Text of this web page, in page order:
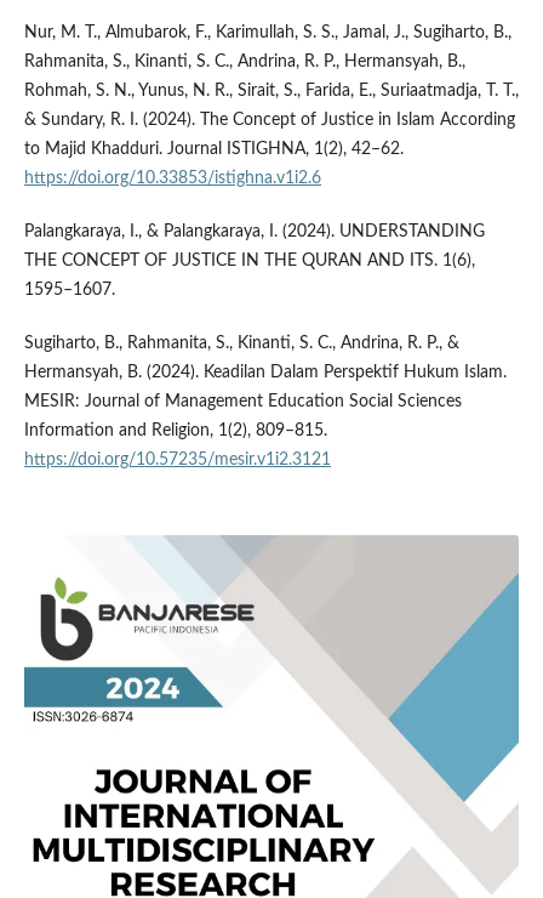
Nur, M. T., Almubarok, F., Karimullah, S. S., Jamal, J., Sugiharto, B.,
Rahmanita, S., Kinanti, S. C., Andrina, R. P., Hermansyah, B.,
Rohmah, S. N., Yunus, N. R., Sirait, S., Farida, E., Suriaatmadja, T. T.,
& Sundary, R. I. (2024). The Concept of Justice in Islam According
to Majid Khadduri. Journal ISTIGHNA, 1(2), 42–62.
https://doi.org/10.33853/istighna.v1i2.6
Palangkaraya, I., & Palangkaraya, I. (2024). UNDERSTANDING
THE CONCEPT OF JUSTICE IN THE QURAN AND ITS. 1(6),
1595–1607.
Sugiharto, B., Rahmanita, S., Kinanti, S. C., Andrina, R. P., &
Hermansyah, B. (2024). Keadilan Dalam Perspektif Hukum Islam.
MESIR: Journal of Management Education Social Sciences
Information and Religion, 1(2), 809–815.
https://doi.org/10.57235/mesir.v1i2.3121